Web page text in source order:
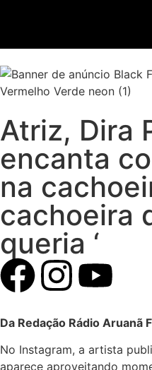
Atriz, Dira
encanta
na
cachoeira
queria ‘
Da Redação Rádio Aruanã
No Instagram, a artista
aparece aproveitando